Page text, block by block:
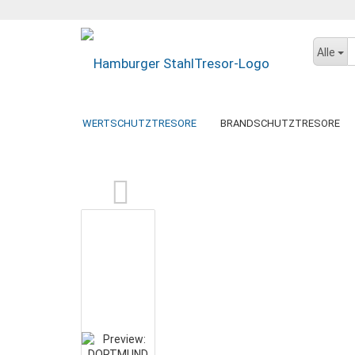
Alle
WERTSCHUTZTRESORE
DORTMUND
BRANDSCHUTZTRESORE